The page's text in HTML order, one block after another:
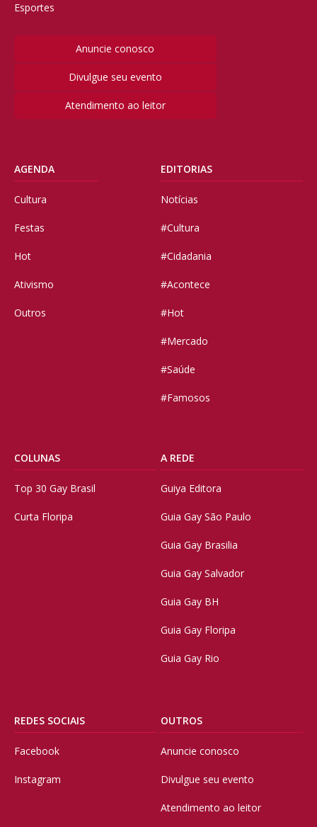
Esportes
Anuncie conosco
Divulgue seu evento
Atendimento ao leitor
AGENDA
Cultura
Festas
Hot
Ativismo
Outros
EDITORIAS
Notícias
#Cultura
#Cidadania
#Acontece
#Hot
#Mercado
#Saúde
#Famosos
COLUNAS
Top 30 Gay Brasil
Curta Floripa
A REDE
Guiya Editora
Guia Gay São Paulo
Guia Gay Brasilia
Guia Gay Salvador
Guia Gay BH
Guia Gay Floripa
Guia Gay Rio
REDES SOCIAIS
Facebook
Instagram
OUTROS
Anuncie conosco
Divulgue seu evento
Atendimento ao leitor